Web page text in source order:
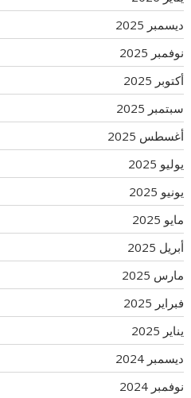
ديسمبر 2025
نوفمبر 2025
أكتوبر 2025
سبتمبر 2025
أغسطس 2025
يوليو 2025
يونيو 2025
مايو 2025
أبريل 2025
مارس 2025
فبراير 2025
يناير 2025
ديسمبر 2024
نوفمبر 2024